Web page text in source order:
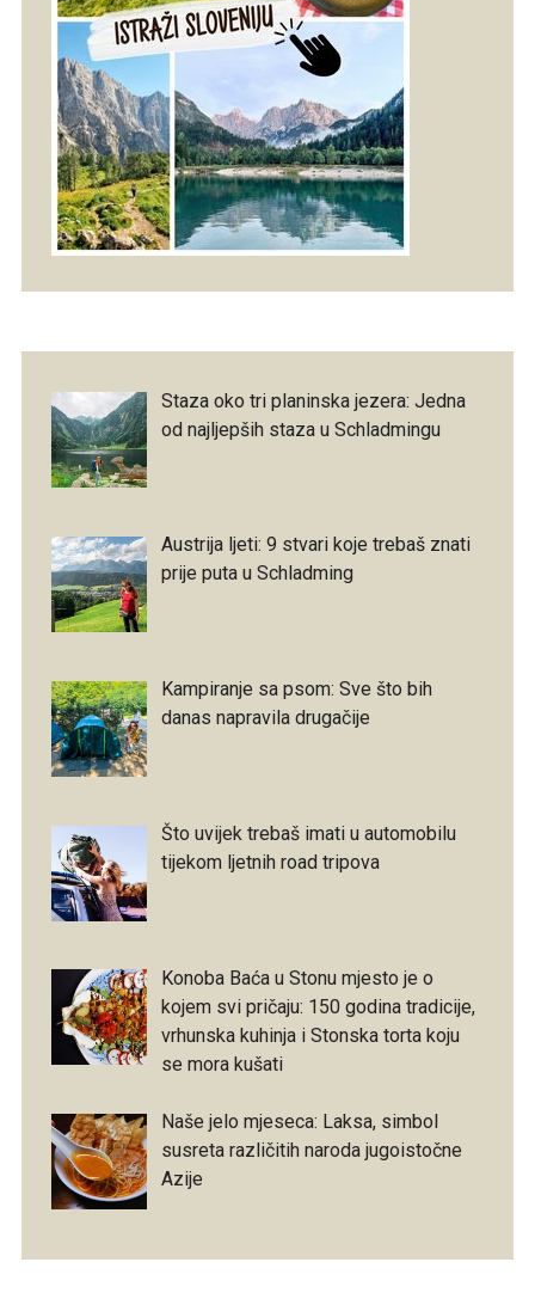
Staza oko tri planinska jezera: Jedna
od najljepših staza u Schladmingu
Austrija ljeti: 9 stvari koje trebaš znati
prije puta u Schladming
Kampiranje sa psom: Sve što bih
danas napravila drugačije
Što uvijek trebaš imati u automobilu
tijekom ljetnih road tripova
Konoba Baća u Stonu mjesto je o
kojem svi pričaju: 150 godina tradicije,
vrhunska kuhinja i Stonska torta koju
se mora kušati
Naše jelo mjeseca: Laksa, simbol
susreta različitih naroda jugoistočne
Azije